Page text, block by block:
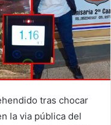
tras chocar
la via pública del